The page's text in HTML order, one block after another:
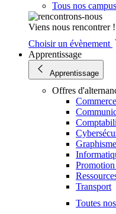
Tous nos campus
Viens nous rencontrer !
Choisir un évènement
Apprentissage
Apprentissage
Offres
Commerce
Graphisme
Transport
Toutes